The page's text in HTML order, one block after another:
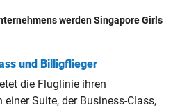
werden Singapore Girls
und Billigflieger
die Fluglinie ihren
Suite, der Business-Class,